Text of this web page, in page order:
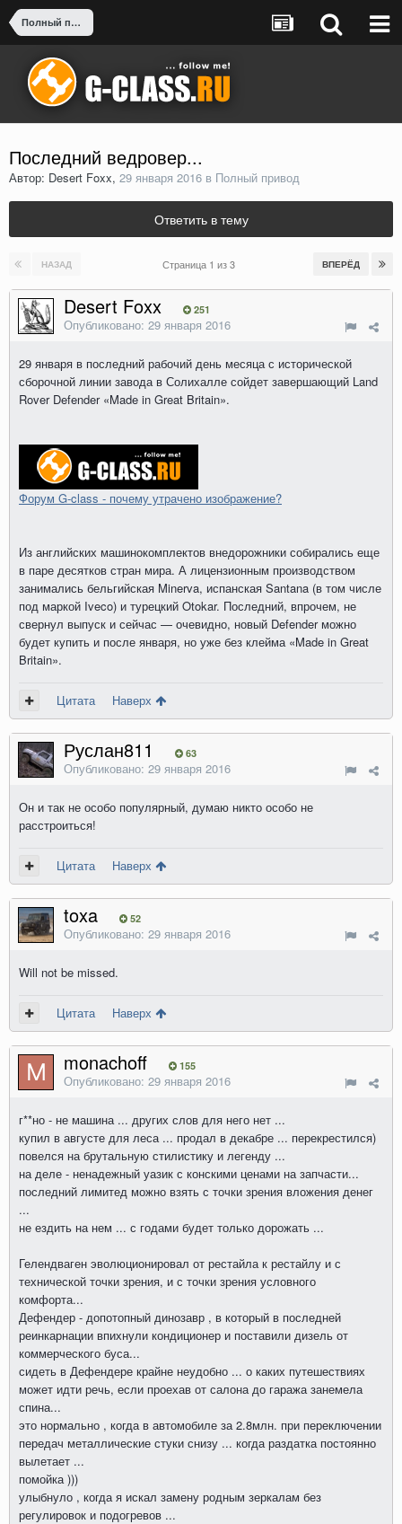
Полный привод
Последний ведровер...
Автор: Desert Foxx, 29 января 2016 в Полный привод
Ответить в тему
НАЗАД ВПЕРЁД
Страница 1 из 3
Desert Foxx 251
Опубликовано: 29 января 2016
29 января в последний рабочий день месяца с исторической
сборочной линии завода в Солихалле сойдет завершающий Land
Rover Defender «Made in Great Britain».
Форум G-class - почему утрачено изображение?
Из английских машинокомплектов внедорожники собирались еще
в паре десятков стран мира. А лицензионным производством
занимались бельгийская Minerva, испанская Santana (в том числе
под маркой Iveco) и турецкий Otokar. Последний, впрочем, не
свернул выпуск и сейчас — очевидно, новый Defender можно
будет купить и после января, но уже без клейма «Made in Great
Britain».
Цитата Наверх
Руслан811 63
Опубликовано: 29 января 2016
Он и так не особо популярный, думаю никто особо не
расстроиться!
Цитата Наверх
toxa 52
Опубликовано: 29 января 2016
Will not be missed.
Цитата Наверх
monachoff 155
Опубликовано: 29 января 2016
г**но - не машина ... других слов для него нет ...
купил в августе для леса ... продал в декабре ... перекрестился)
повелся на брутальную стилистику и легенду ...
на деле - ненадежный уазик с конскими ценами на запчасти...
последний лимитед можно взять с точки зрения вложения денег
...
не ездить на нем ... с годами будет только дорожать ...
Гелендваген эволюционировал от рестайла к рестайлу и с
технической точки зрения, и с точки зрения условного
комфорта...
Дефендер - допотопный динозавр , в который в последней
реинкарнации впихнули кондиционер и поставили дизель от
коммерческого буса...
сидеть в Дефендере крайне неудобно ... о каких путешествиях
может идти речь, если проехав от салона до гаража занемела
спина...
это нормально , когда в автомобиле за 2.8млн. при переключении
передач металлические стуки снизу ... когда раздатка постоянно
вылетает ...
помойка )))
улыбнуло , когда я искал замену родным зеркалам без
регулировок и подогревов ...